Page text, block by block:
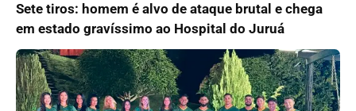
Sete tiros: homem é alvo de ataque brutal e chega
em estado gravíssimo ao Hospital do Juruá